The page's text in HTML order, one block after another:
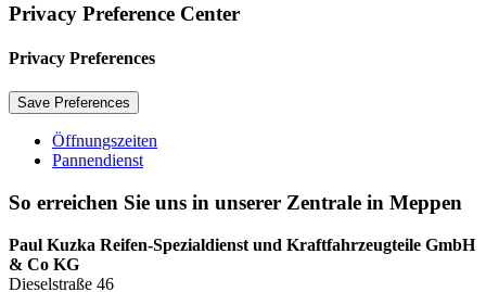
Privacy Preference Center
Privacy Preferences
Öffnungszeiten
Pannendienst
So erreichen Sie uns in unserer Zentrale in Meppen
Paul Kuzka Reifen-Spezialdienst und Kraftfahrzeugteile GmbH
& Co KG
Dieselstraße 46